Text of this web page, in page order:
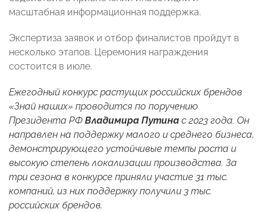
масштабная информационная поддержка.
Экспертиза заявок и отбор финалистов пройдут в
несколько этапов. Церемония награждения
состоится в июле.
Ежегодный конкурс растущих российских брендов
«Знай наших» проводится по поручению
Президента РФ Владимира Путина с 2023 года. Он
направлен на поддержку малого и среднего бизнеса,
демонстрирующего устойчивые темпы роста и
высокую степень локализации производства. За
три сезона в конкурсе приняли участие 31 тыс.
компаний, из них поддержку получили 3 тыс.
российских брендов.